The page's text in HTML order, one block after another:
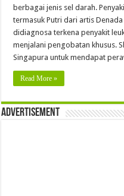
berbagai jenis sel darah.
termasuk Putri dari artis Denada
didiagnosa terkena penyakit
menjalani pengobatan khusus.
Singapura untuk mendapat
Read More »
Advertisement